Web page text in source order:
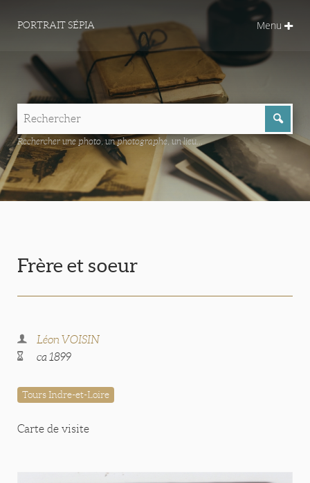
PORTRAIT SÉPIA Menu
Rechercher une photo, un photographe, un lieu...
Frère et soeur
Léon VOISIN
ca 1899
Tours Indre-et-Loire
Carte de visite